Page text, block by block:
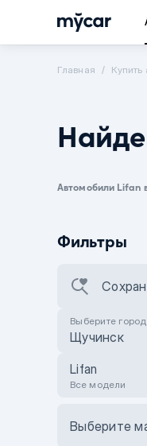
Главная Купить
Автомобили Lifan
Фильтры
Выберите город
Щучинск
Lifan
Все модели
Выберите